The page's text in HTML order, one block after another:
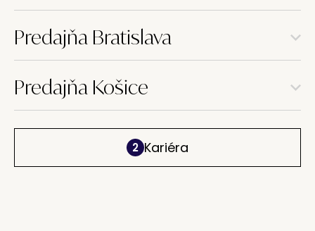
Predajňa Bratislava
Predajňa Košice
2 Kariéra